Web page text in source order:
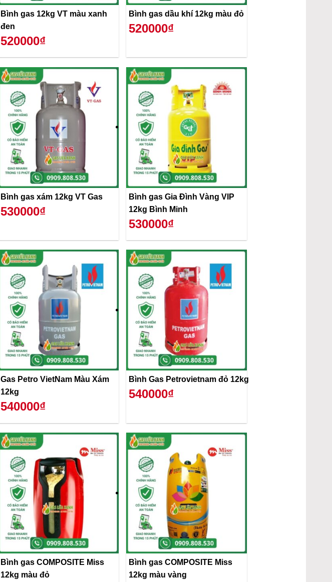
Bình gas 12kg VT màu xanh
đen
520000₫
Bình gas dầu khí 12kg màu đỏ
520000₫
Bình gas xám 12kg VT Gas
530000₫
Bình gas Gia Đình Vàng VIP
12kg Bình Minh
530000₫
Gas Petro VietNam Màu Xám
12kg
540000₫
Bình Gas Petrovietnam đỏ 12kg
540000₫
Bình gas COMPOSITE Miss
12kg màu đỏ
Bình gas COMPOSITE Miss
12kg màu vàng